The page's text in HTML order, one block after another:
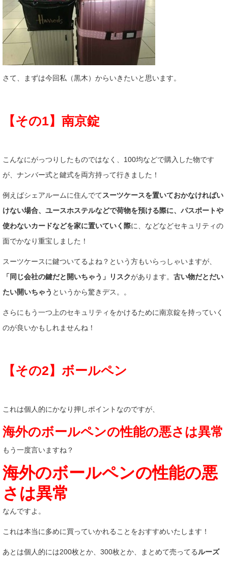
さて、まずは今回私（黒木）からいきたいと思います。
【その1】南京錠
こんなにがっつりしたものではなく、100均などで購入した物です
が、ナンバー式と鍵式を両方持って行きました！
例えばシェアルームに住んでてスーツケースを置いておかなければい
けない場合、ユースホステルなどで荷物を預ける際に、パスポートや
使わないカードなどを家に置いていく際に、などなどセキュリティの
面でかなり重宝しました！
スーツケースに鍵ついてるよね？という方もいらっしゃいますが、
「同じ会社の鍵だと開いちゃう」リスクがあります。 古い物だとだい
たい開いちゃう というから驚きデス。。
さらにもう一つ上のセキュリティをかけるために南京錠を持っていく
のが良いかもしれませんね！
【その2】ボールペン
これは個人的にかなり押しポイントなのですが、
海外のボールペンの性能の悪さは異常
もう一度言いますね？
海外のボールペンの性能の悪
さは異常
なんですよ。
これは本当に多めに買っていかれることをおすすめいたします！
あとは個人的には200枚とか、300枚とか、まとめて売ってるルーズ